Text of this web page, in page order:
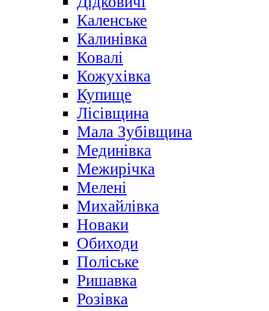
Каленське
Калинівка
Ковалі
Кожухівка
Купище
Лісівщина
Мала Зубівщина
Мединівка
Межирічка
Мелені
Михайлівка
Новаки
Обиходи
Поліське
Ришавка
Розівка